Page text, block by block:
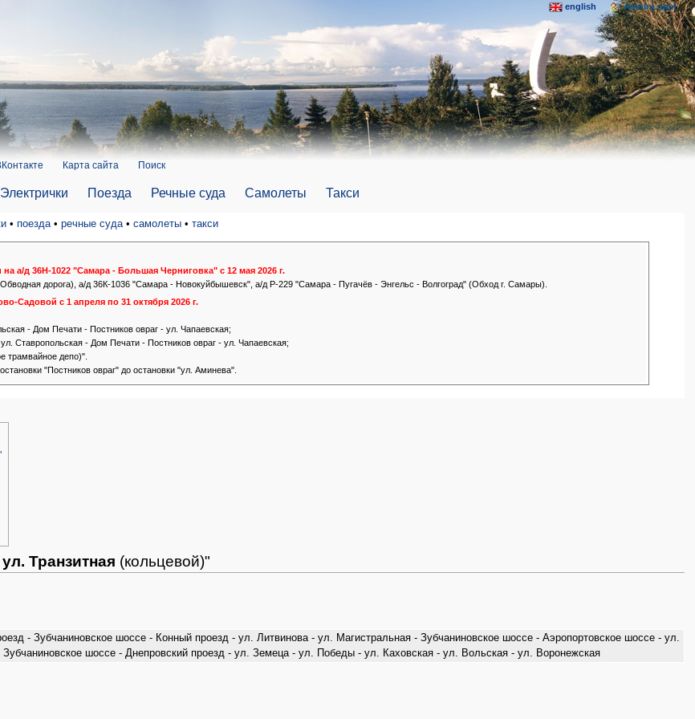
Карта сайта Поиск
Электрички Поезда Речные суда Самолеты Такси
• поезда • речные суда • самолеты • такси
а/д 36Н-1022 "Самара - Большая Черниговка" с 12 мая 2026 г.
дорога), а/д 36К-1036 "Самара - Новокуйбышевск", а/д Р-229 "Самара - Пугачёв - Энгельс - Волгоград" (Обход г. Самары).
Садовой с 1 апреля по 31 октября 2026 г.
- Дом Печати - Постников овраг - ул. Чапаевская;
Ставропольская - Дом Печати - Постников овраг - ул. Чапаевская;
трамвайное депо)".
"Постников овраг" до остановки "ул. Аминева".
Транзитная (кольцевой)"
- Зубчаниновское шоссе - Конный проезд - ул. Литвинова - ул. Магистральная - Зубчаниновское шоссе - Аэропортовское шоссе - ул.
шоссе - Днепровский проезд - ул. Земеца - ул. Победы - ул. Каховская - ул. Вольская - ул. Воронежская
english AdminLogIn